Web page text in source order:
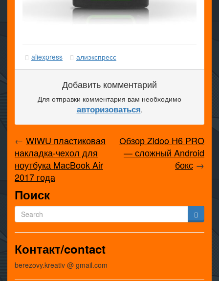
aliexpress алиэкспресс
Добавить комментарий
Для отправки комментария вам необходимо
авторизоваться.
← WIWU пластиковая
накладка-чехол для
ноутбука MacBook Air
2017 года
Обзор Zidoo H6 PRO
— сложный Android
бокс →
Поиск
Контакт/contact
berezovy.kreativ @ gmail.com